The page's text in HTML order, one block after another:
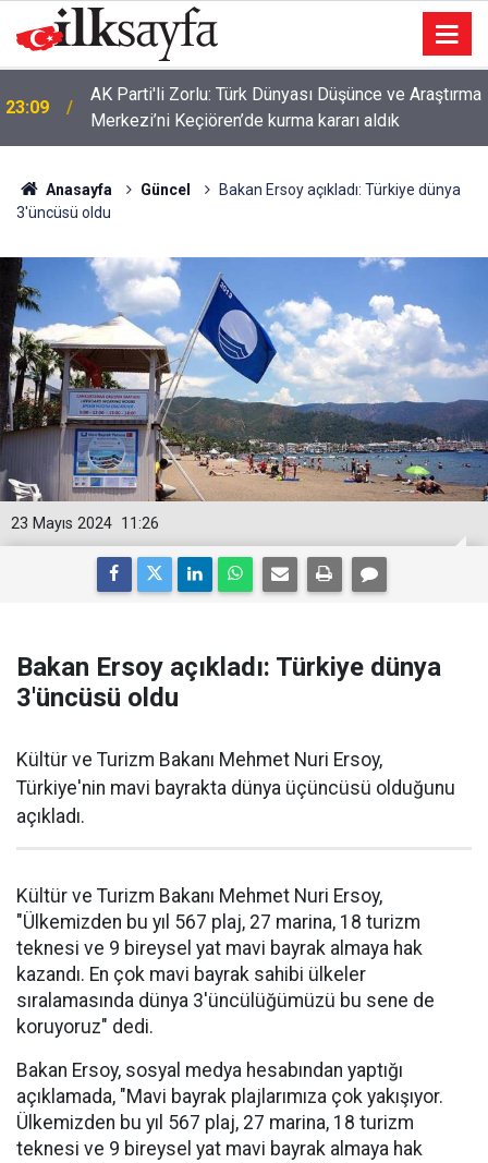
23:09
AK Parti'li Zorlu: Türk Dünyası Düşünce ve Araştırma
Merkezi’ni Keçiören’de kurma kararı aldık
Anasayfa Güncel
Bakan Ersoy açıkladı: Türkiye dünya
3'üncüsü oldu
11:26
23 Mayıs 2024
Bakan Ersoy açıkladı: Türkiye dünya
3'üncüsü oldu
Kültür ve Turizm Bakanı Mehmet Nuri Ersoy,
Türkiye'nin mavi bayrakta dünya üçüncüsü olduğunu
açıkladı.
Kültür ve Turizm Bakanı Mehmet Nuri Ersoy,
"Ülkemizden bu yıl 567 plaj, 27 marina, 18 turizm
teknesi ve 9 bireysel yat mavi bayrak almaya hak
kazandı. En çok mavi bayrak sahibi ülkeler
sıralamasında dünya 3'üncülüğümüzü bu sene de
koruyoruz" dedi.
Bakan Ersoy, sosyal medya hesabından yaptığı
açıklamada, "Mavi bayrak plajlarımıza çok yakışıyor.
Ülkemizden bu yıl 567 plaj, 27 marina, 18 turizm
teknesi ve 9 bireysel yat mavi bayrak almaya hak